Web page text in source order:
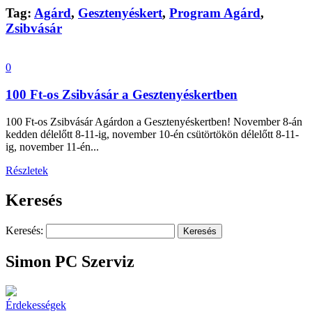
Tag: Agárd, Gesztenyéskert, Program Agárd,
Zsibvásár
0
100 Ft-os Zsibvásár a Gesztenyéskertben
100 Ft-os Zsibvásár Agárdon a Gesztenyéskertben! November 8-án
kedden délelőtt 8-11-ig, november 10-én csütörtökön délelőtt 8-11-
ig, november 11-én...
Részletek
Keresés
Keresés:
Simon PC Szerviz
Érdekességek